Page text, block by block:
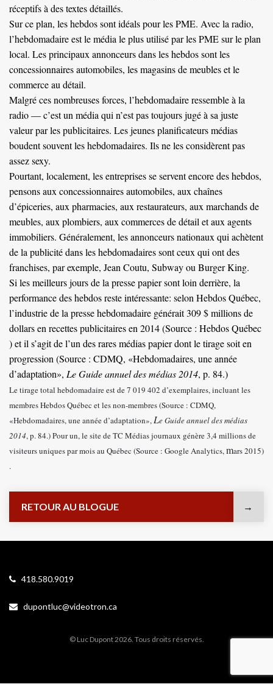
réceptifs à des textes détaillés.
Sur ce plan, les hebdos sont idéals pour les PME. Avec la radio,
l’hebdomadaire est le média le plus utilisé par les PME sur le plan
local. Les principaux annonceurs dans les hebdos sont les
concessionnaires automobiles, les magasins de meubles et le
commerce au détail.
Malgré ces nombreuses forces, l’hebdomadaire ressemble à la
radio — c’est un média qui n’est pas toujours jugé à sa juste
valeur par les publicitaires. Les jeunes planificateurs médias
boudent souvent les hebdomadaires. Ils ne les considèrent pas
assez sexy.
Pourtant, localement, les entreprises se servent encore des hebdos,
pensons aux concessionnaires automobiles, aux chaînes
d’épiceries, aux pharmacies, aux restaurateurs, aux marchands de
meubles, aux plombiers, aux commerces de détail et aux agents
immobiliers. Généralement, les annonceurs nationaux qui achètent
de la publicité dans les hebdomadaires sont ceux qui ont des
franchises, par exemple, Jean Coutu, Subway ou Burger King.
Si les meilleurs jours de la presse papier sont loin derrière, la
performance des hebdos reste intéressante: selon Hebdos Québec,
l’industrie de la presse hebdomadaire générait 309 $ millions de
dollars en recettes publicitaires en 2014 (Source : Hebdos Québec
) et il s’agit de l’un des rares médias papier dont le tirage soit en
progression (Source : CDMQ, «Hebdomadaires, une année
d’adaptation», Le Guide annuel des médias 2014, p. 84.)
Le tirage total hebdomadaire est de 7 019 402 d’exemplaires, incluant les
membres Hebdos Québec et les non-membres (Source : CDMQ,
«Hebdomadaires, une année d’adaptation», Le Guide annuel des médias
2014, p. 84.) Pour un, le site de TC Médias journaux génère 3,4 millions de
visiteurs uniques par mois au Québec (Source : Google Analytics,mars 2015)
.
RETOUR AU BLOGUE
418.580.9019
dupontluc@videotron.ca
© Luc Dupont 2026. Tous droits réservés.